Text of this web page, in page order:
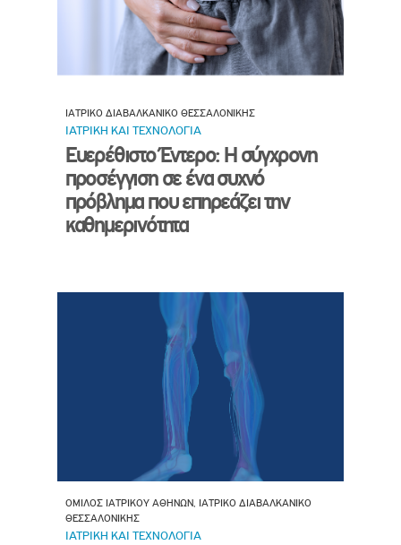
ΙΑΤΡΙΚΟ ΔΙΑΒΑΛΚΑΝΙΚΟ ΘΕΣΣΑΛΟΝΙΚΗΣ
ΙΑΤΡΙΚΗ ΚΑΙ ΤΕΧΝΟΛΟΓΙΑ
Ευερέθιστο Έντερο: Η σύγχρονη
προσέγγιση σε ένα συχνό
πρόβλημα που επηρεάζει την
καθημερινότητα
ΟΜΙΛΟΣ ΙΑΤΡΙΚΟΥ ΑΘΗΝΩΝ, ΙΑΤΡΙΚΟ ΔΙΑΒΑΛΚΑΝΙΚΟ
ΘΕΣΣΑΛΟΝΙΚΗΣ
ΙΑΤΡΙΚΗ ΚΑΙ ΤΕΧΝΟΛΟΓΙΑ